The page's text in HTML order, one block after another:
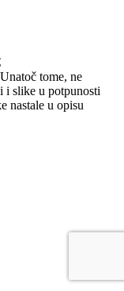
tome, ne
i slike u potpunosti
nastale u opisu